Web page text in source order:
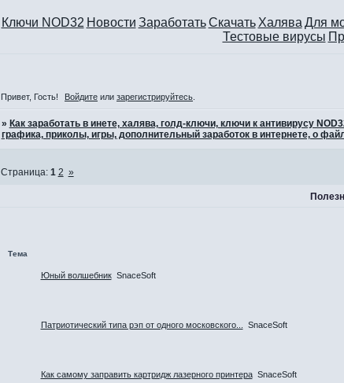
Ключи NOD32 Новости Заработать Скачать Халява Для
Тестовые вирусы
Привет, Гость! Войдите или зарегистрируйтесь
» Как заработать в инете, халява, голд-ключи, ключи к антивирусу
графика, приколы, игры, дополнительный заработок в интернете, о
Страница: 1 2 »
Тема
Юный волшебник SnaceSoft
Патриотический типа рэп от одного московского... SnaceSoft
Как самому заправить картридж лазерного принтера SnaceSoft